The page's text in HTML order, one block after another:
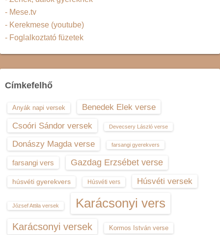
- Mese.tv
- Kerekmese (youtube)
- Foglalkoztató füzetek
Címkefelhő
Anyák napi versek
Benedek Elek verse
Csoóri Sándor versek
Devecsery László verse
Donászy Magda verse farsangi gyerekvers
farsangi vers Gazdag Erzsébet verse
húsvéti gyerekvers Húsvéti vers Húsvéti versek
József Attila versek Karácsonyi vers
Karácsonyi versek Kormos István verse